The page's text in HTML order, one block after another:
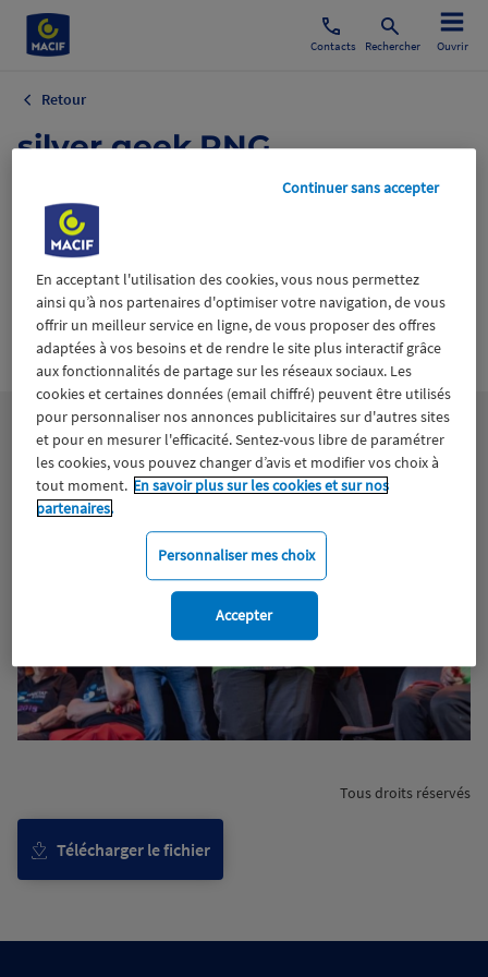
Contacts Rechercher Ouvrir
Retour
silver geek.PNG
Certifié avec Wiztrust
trusted
sources
Télécharger le fichier
Tous droits réservés
En acceptant l'utilisation des cookies, vous nous permettez
ainsi qu’à nos partenaires d'optimiser votre navigation, de vous
offrir un meilleur service en ligne, de vous proposer des offres
adaptées à vos besoins et de rendre le site plus interactif grâce
aux fonctionnalités de partage sur les réseaux sociaux. Les
cookies et certaines données (email chiffré) peuvent être utilisés
pour personnaliser nos annonces publicitaires sur d'autres sites
et pour en mesurer l'efficacité. Sentez-vous libre de paramétrer
les cookies, vous pouvez changer d’avis et modifier vos choix à
tout moment. En savoir plus sur les cookies et sur nos
partenaires.
Personnaliser mes choix
Continuer sans accepter
Accepter